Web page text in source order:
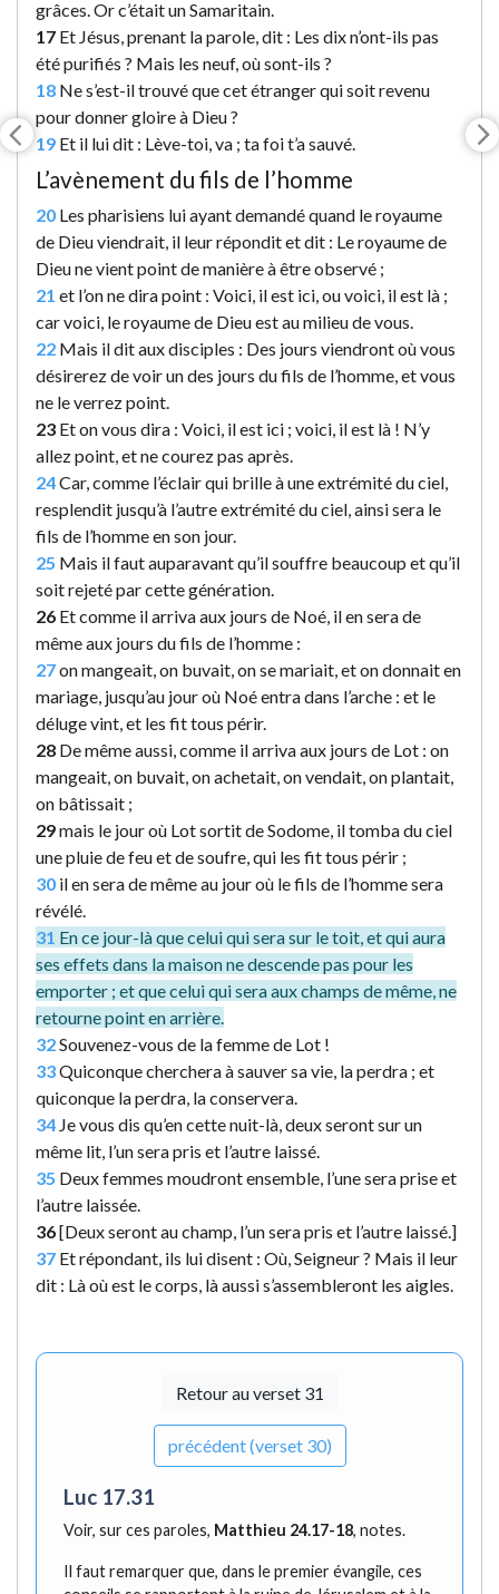
grâces. Or c’était un Samaritain.
17 Et Jésus, prenant la parole, dit : Les dix n’ont-ils pas
été purifiés ? Mais les neuf, où sont-ils ?
18 Ne s’est-il trouvé que cet étranger qui soit revenu
pour donner gloire à Dieu ?
19 Et il lui dit : Lève-toi, va ; ta foi t’a sauvé.
L’avènement du fils de l’homme
20 Les pharisiens lui ayant demandé quand le royaume
de Dieu viendrait, il leur répondit et dit : Le royaume de
Dieu ne vient point de manière à être observé ;
21 et l’on ne dira point : Voici, il est ici, ou voici, il est là ;
car voici, le royaume de Dieu est au milieu de vous.
22 Mais il dit aux disciples : Des jours viendront où vous
désirerez de voir un des jours du fils de l’homme, et vous
ne le verrez point.
23 Et on vous dira : Voici, il est ici ; voici, il est là ! N’y
allez point, et ne courez pas après.
24Car, comme l’éclair qui brille à une extrémité du ciel,
resplendit jusqu’à l’autre extrémité du ciel, ainsi sera le
fils de l’homme en son jour.
25 Mais il faut auparavant qu’il souffre beaucoup et qu’il
soit rejeté par cette génération.
26 Et comme il arriva aux jours de Noé, il en sera de
même aux jours du fils de l’homme :
27on mangeait, on buvait, on se mariait, et on donnait en
mariage, jusqu’au jour où Noé entra dans l’arche : et le
déluge vint, et les fit tous périr.
28 De même aussi, comme il arriva aux jours de Lot : on
mangeait, on buvait, on achetait, on vendait, on plantait,
on bâtissait ;
29mais le jour où Lot sortit de Sodome, il tomba du ciel
une pluie de feu et de soufre, qui les fit tous périr ;
30 il en sera de même au jour où le fils de l’homme sera
révélé.
31 En ce jour-là que celui qui sera sur le toit, et qui aura
ses effets dans la maison ne descende pas pour les
emporter ; et que celui qui sera aux champs de même, ne
retourne point en arrière.
32Souvenez-vous de la femme de Lot !
33Quiconque cherchera à sauver sa vie, la perdra ; et
quiconque la perdra, la conservera.
34 Je vous dis qu’en cette nuit-là, deux seront sur un
même lit, l’un sera pris et l’autre laissé.
35 Deux femmes moudront ensemble, l’une sera prise et
l’autre laissée.
36[Deux seront au champ, l’un sera pris et l’autre laissé.]
37 Et répondant, ils lui disent : Où, Seigneur ? Mais il leur
dit : Là où est le corps, là aussi s’assembleront les aigles.
Retour au verset 31
précédent (verset 30)
Luc 17.31
Voir, sur ces paroles, Matthieu 24.17-18, notes.
Il faut remarquer que, dans le premier évangile, ces